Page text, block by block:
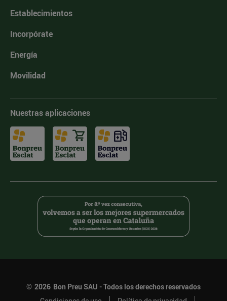
Establecimientos
Incorpórate
Energía
Movilidad
Nuestras aplicaciones
© 2026 Bon Preu SAU - Todos los derechos reservados